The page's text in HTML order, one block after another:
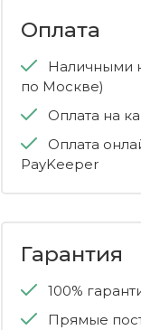
Оплата
Наличными
по Москве)
Оплата на
Оплата
PayKeeper
Гарантия
100%
Прямые